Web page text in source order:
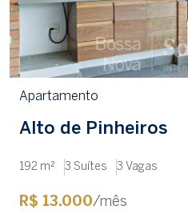
Apartamento
Alto de Pinheiros
192 m² 3 Suítes 3 Vagas
R$ 13.000/mês